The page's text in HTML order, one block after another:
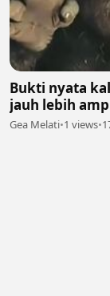
Bukti nyata
jauh lebih
Gea Melati•1 views•